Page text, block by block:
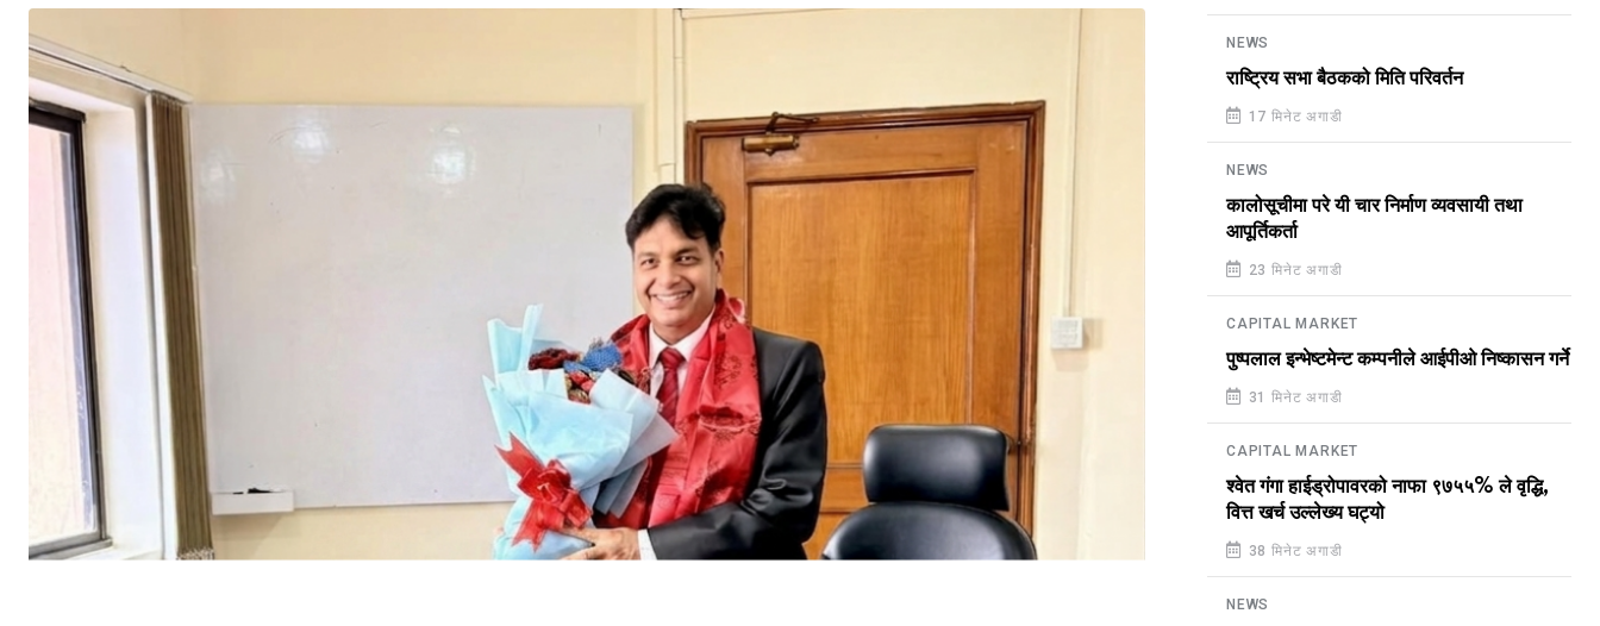
NEWS
राष्ट्रिय सभा बैठकको मिति परिवर्तन
17 मिनेट अगाडी
NEWS
कालोसूचीमा परे यी चार निर्माण व्यवसायी तथा
आपूर्तिकर्ता
23 मिनेट अगाडी
CAPITAL MARKET
पुष्पलाल इन्भेष्टमेन्ट कम्पनीले आईपीओ निष्कासन गर्ने
31 मिनेट अगाडी
CAPITAL MARKET
श्वेत गंगा हाईड्रोपावरको नाफा ९७५५% ले वृद्धि,
वित्त खर्च उल्लेख्य घट्यो
38 मिनेट अगाडी
NEWS